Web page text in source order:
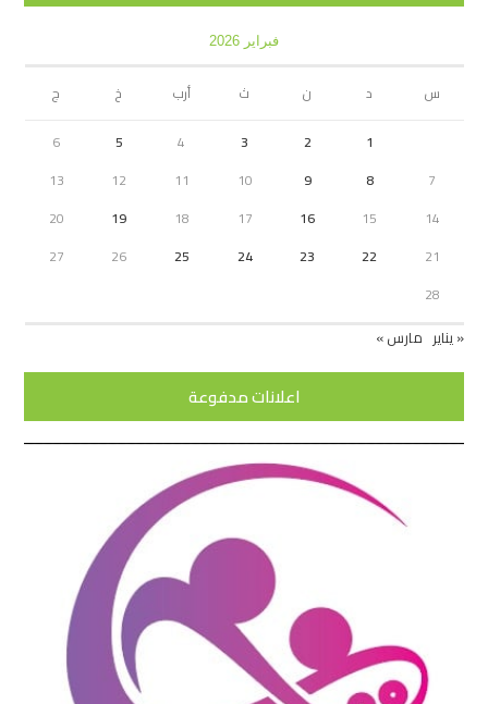
فبراير 2026
س د ن ث أرب خ
ج
1
2
3
4
5
6
7
8
9
10
11
12
13
14
15
16
17
18
19
20
21
22
23
24
25
26
27
28
« يناير مارس »
اعلانات مدفوعة